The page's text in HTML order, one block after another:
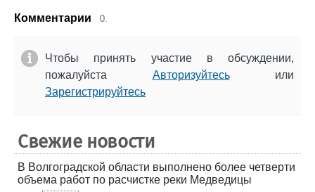
Комментарии 0.
Чтобы принять участие в обсуждении,
пожалуйста Авторизуйтесьили
Зарегистрируйтесь
Свежие новости
В Волгоградской области выполнено более четверти
объема работ по расчистке реки Медведицы